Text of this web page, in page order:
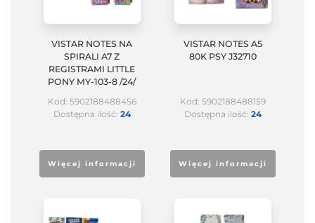
VISTAR NOTES NA
SPIRALI A7 Z
REGISTRAMI LITTLE
PONY MY-103-8 /24/
Kod: 5902188488456
Dostępna ilość: 24
Więcej informacji
VISTAR NOTES A5
80K PSY J32710
Kod: 5902188488159
Dostępna ilość:24
Więcej informacji